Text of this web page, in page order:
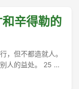
辛得勒的
，但不都造就人。
人的益处。 25 凡
问甚么话， 26 因